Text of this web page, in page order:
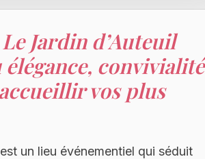
Jardin d’Auteuil
convivialité
vos plus
un lieu événementiel qui séduit